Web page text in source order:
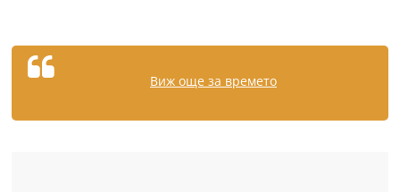
Виж още за времето